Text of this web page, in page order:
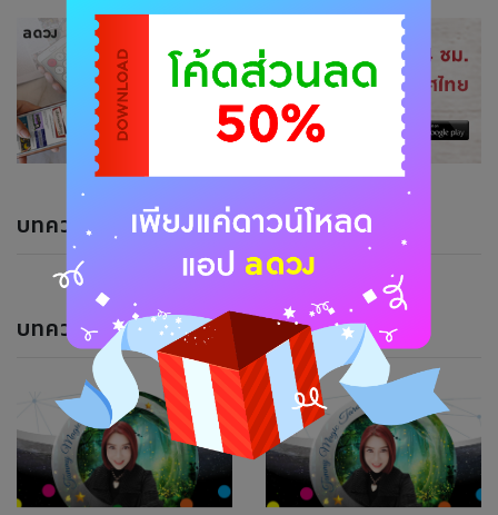
บทความแนะนำ
บทความของนักพยากรณ์